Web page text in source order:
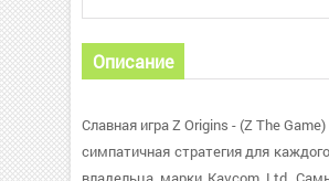
Описание
Славная игра Z Origins - (Z The
симпатичная стратегия для